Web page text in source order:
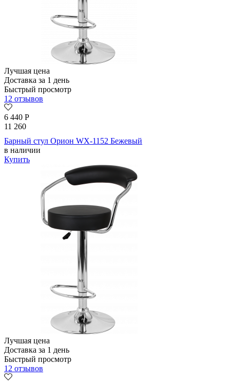
Лучшая цена
Доставка за 1 день
Быстрый просмотр
12 отзывов
6 440 Р
11 260
Барный стул Орион WX-1152 Бежевый
в наличии
Купить
Лучшая цена
Доставка за 1 день
Быстрый просмотр
12 отзывов